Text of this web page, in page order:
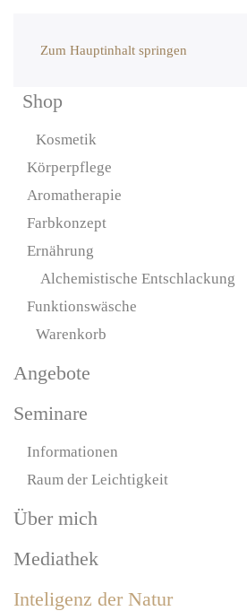
Zum Hauptinhalt springen
Shop
Kosmetik
Körperpflege
Aromatherapie
Farbkonzept
Ernährung
Alchemistische Entschlackung
Funktionswäsche
Warenkorb
Angebote
Seminare
Informationen
Raum der Leichtigkeit
Über mich
Mediathek
Inteligenz der Natur